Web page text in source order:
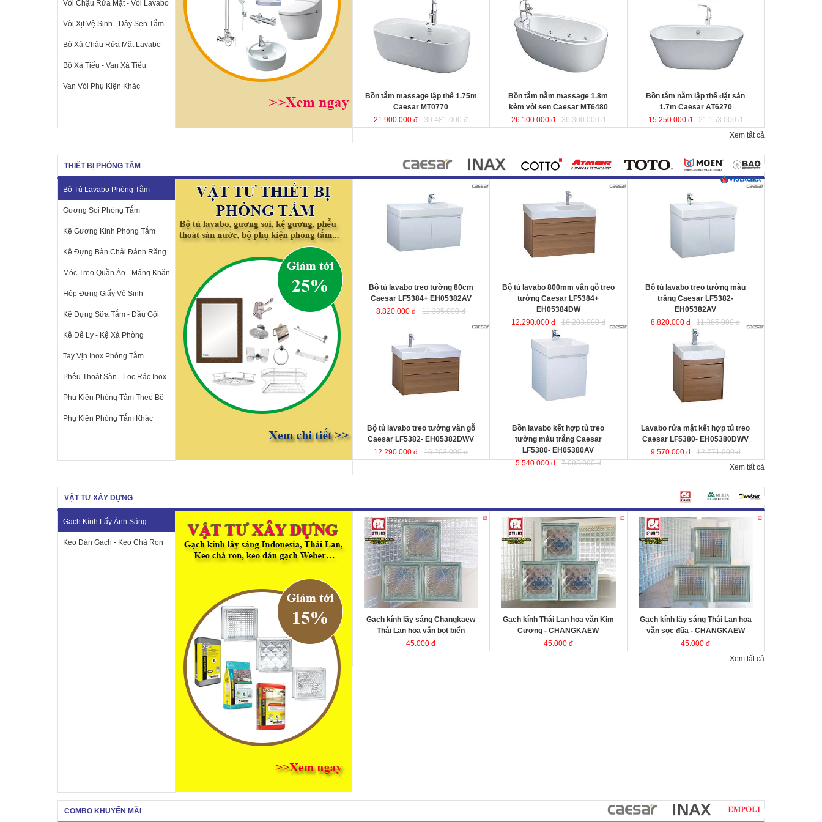
Vòi Chậu Rửa Mặt - Vòi Lavabo
Vòi Xịt Vệ Sinh - Dây Sen Tắm
Bộ Xả Chậu Rửa Mặt Lavabo
Bộ Xả Tiểu - Van Xả Tiểu
Van Vòi Phụ Kiện Khác
được sản xuất từ
sợi nhựa tổng hợp Acrylic có độ bền
cao, không bị ngả màu, chịu được
mọi nguồn nước, khó bể vỡ. Bề mặt
láng mịn dễ dàng vệ sinh.
Kích thước: 175x80x60 cm.
Bồn tắm massage lập thể 1.75m
Caesar MT0770
21.900.000 đ
30.481.000 đ
vòi sen Caesar MT6480
xuất từ sợi nhựa tổng hợp Acrylic
có độ bền cao, không bị ngả màu,
chịu được mọi nguồn nước, khó bể
vỡ. Bề mặt b
láng mịn dễ dàng vệ
c: 180x95x65 cm.
Bồn tắm nằm massage 1.8m
kèm vòi sen Caesar MT6480
26.100.000 đ
36.300.000 đ
được sản xuất từ sợi
nhựa tổng hợp Acrylic có độ bền cao,
không bị ngả màu, chịu được mọi
nguồn nước, khó bể vỡ. Bề mặt
láng mịn dễ dàng vệ sinh.
Kích thước
: 170x87x60 cm
Bồn tắm nằm lập thể đặt sàn
1.7m Caesar AT6270
15.250.000 đ
21.153.000 đ
Xem tất cả
THIẾT BỊ PHÒNG TẮM
Bộ Tủ Lavabo Phòng Tắm
Gương Soi Phòng Tắm
Kệ Gương Kính Phòng Tắm
Kệ Đựng Bàn Chải Đánh Răng
Móc Treo Quần Áo - Máng Khăn
Hộp Đựng Giấy Vệ Sinh
Kệ Đựng Sữa Tắm - Dầu Gội
Kệ Để Ly - Kệ Xà Phòng
Tay Vịn Inox Phòng Tắm
Phễu Thoát Sàn - Lọc Rác Inox
Phụ Kiện Phòng Tắm Theo Bộ
Phụ Kiện Phòng Tắm Khác
Caesar LF5384+ EH05382AV
thiết kế đầy cảm hứng và sáng tạo
theo phong cách tối giản hiện đại.
không gian phòng tắm.
Bộ tủ lavabo treo tường 80cm
Caesar LF5384+ EH05382AV
8.820.000 đ
11.385.000 đ
Bộ tủ lavabo 800mm vân gỗ treo
tường Caesar LF5384+
EH05384DW
được thiết kế đầy cảm
hứng và sáng tạo theo phong cách
tối giản hiện đại. Thể hiện chất lượng
thẩm mỹ của không gian phòng tắm.
KT lavabo: 500x800x100 mm.
Bộ tủ lavabo 800mm vân gỗ treo
tường Caesar LF5384+
EH05384DW
12.290.000 đ
16.203.000 đ
Bộ tủ lavabo treo tường màu trắng
Caesar LF5382- EH05382AV
thiết kế đầy cảm hứng và sáng tạo
theo phong cách tối giản hiện đại.
: 500x800x100 mm.
Bộ tủ lavabo treo tường màu
trắng Caesar LF5382-
EH05382AV
8.820.000 đ
11.385.000 đ
Caesar LF5382-
EH05382DWV đ
ược thiết kế đầy cảm
hứng và sáng tạo theo phong cách
tối giản hiện đại. Thể hiện chất lượng
thẩm mỹ của không gian phòng tắm.
: 500x800x100 mm.
Bộ tủ lavabo treo tường vân gỗ
Caesar LF5382- EH05382DWV
12.290.000 đ
16.203.000 đ
Bồn lavabo kết hợp tủ treo tường
màu trắng Caesar LF5380-
EH05380AV
ược thiết kế đầy cảm
: 500x500x100 mm.
Bồn lavabo kết hợp tủ treo
tường màu trắng Caesar
LF5380- EH05380AV
5.540.000 đ
7.095.000 đ
Lavabo rửa mặt kết hợp tủ treo
Caesar LF5380- EH05380DWV
ược thiết kế đầy cảm hứng và sáng
tạo theo phong cách tối giản hiện
đại. Thể hiện chất lượng thẩm mỹ
của không gian phòng tắm.
: 500x500x100 mm.
Lavabo rửa mặt kết hợp tủ treo
Caesar LF5380- EH05380DWV
9.570.000 đ
12.771.000 đ
Xem tất cả
VẬT TƯ XÂY DỰNG
Gạch Kính Lấy Ánh Sáng
Keo Dán Gạch - Keo Chà Ron
Gạch kính lấy sáng Changkaew
gạch
kính Thái Lan
Kích thước
Đóng gói
Gạch kính lấy sáng Changkaew
Thái Lan hoa văn bọt biển
45.000 đ
Gạch kính lấy sángChangkaew
gạch
kính Thái Lan
Kích thước
Đóng gói
Gạch kính Thái Lan hoa văn Kim
Cương - CHANGKAEW
45.000 đ
Gạch kính lấy sáng Changkaew
gạch
kính Thái Lan
Kích thước
Đóng gói
Gạch kính lấy sáng Thái Lan hoa
văn sọc đũa - CHANGKAEW
45.000 đ
Xem tất cả
COMBO KHUYẾN MÃI